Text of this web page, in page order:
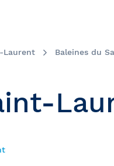
étudiants
Laurent Baleines du